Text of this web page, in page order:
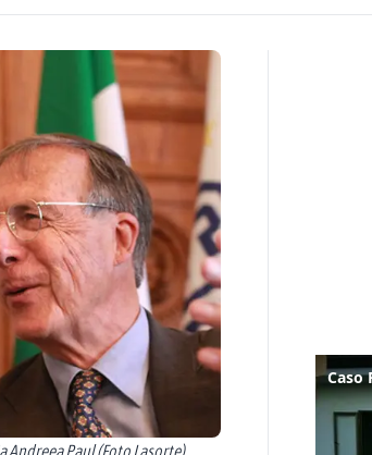
Paul (Foto Lasorte)